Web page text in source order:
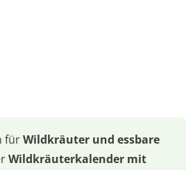
fürWildkräuter und essbare
Wildkräuterkalender mit